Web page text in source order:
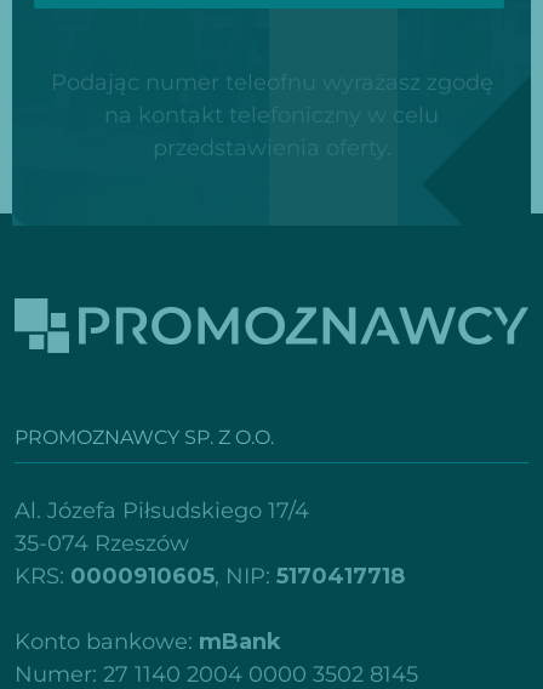
Podając numer teleofnu wyrażasz zgodę
na kontakt telefoniczny w celu
przedstawienia oferty.
PROMOZNAWCY SP. Z O.O.
Al. Józefa Piłsudskiego 17/4
35-074 Rzeszów
KRS: 0000910605, NIP: 5170417718
Konto bankowe: mBank
Numer: 27 1140 2004 0000 3502 8145